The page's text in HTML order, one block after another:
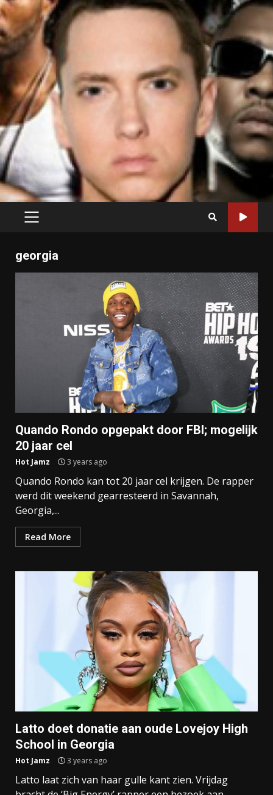
PRIMARY
georgia
Quando Rondo opgepakt door FBI; mogelijk
20 jaar cel
Hot Jamz 3 years ago
Quando Rondo kan tot 20 jaar cel krijgen. De rapper
werd dit weekend gearresteerd in Savannah,
Georgia,...
Read More
Latto doet donatie aan oude Lovejoy High
School in Georgia
Hot Jamz 3 years ago
Latto laat zich van haar gulle kant zien. Vrijdag